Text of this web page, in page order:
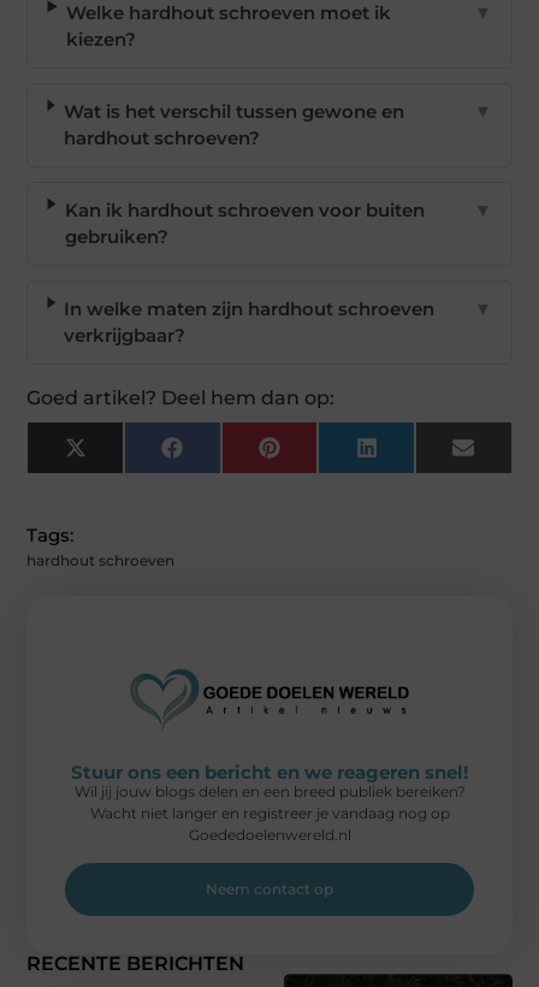
Welke hardhout schroeven moet ik
kiezen?
▼
Wat is het verschil tussen gewone en
hardhout schroeven?
▼
Kan ik hardhout schroeven voor buiten
gebruiken?
▼
In welke maten zijn hardhout schroeven
verkrijgbaar?
▼
Goed artikel? Deel hem dan op:
X
(Twitter)
FacebookPinterest LinkedIn Email
Tags:
hardhout schroeven
RECENTE BERICHTEN
Stuur ons een bericht en we reageren snel!
Wil jij jouw blogs delen en een breed publiek bereiken?
Wacht niet langer en registreer je vandaag nog op
Goededoelenwereld.nl
Neem contact op